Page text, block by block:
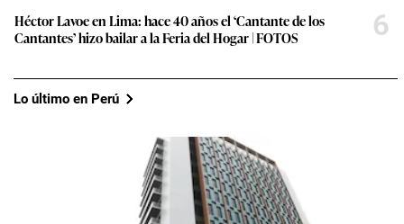
Héctor Lavoe en Lima: hace 40 años el ‘Cantante de los
Cantantes’ hizo bailar a la Feria del Hogar | FOTOS
6
Lo último en Perú